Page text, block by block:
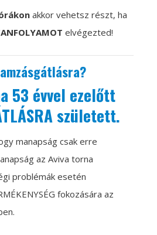
akkor vehetsz részt, ha
elvégezted!
53 évvel ezelőtt
született.
manapság csak erre
az Aviva torna
problémák esetén
fokozására az